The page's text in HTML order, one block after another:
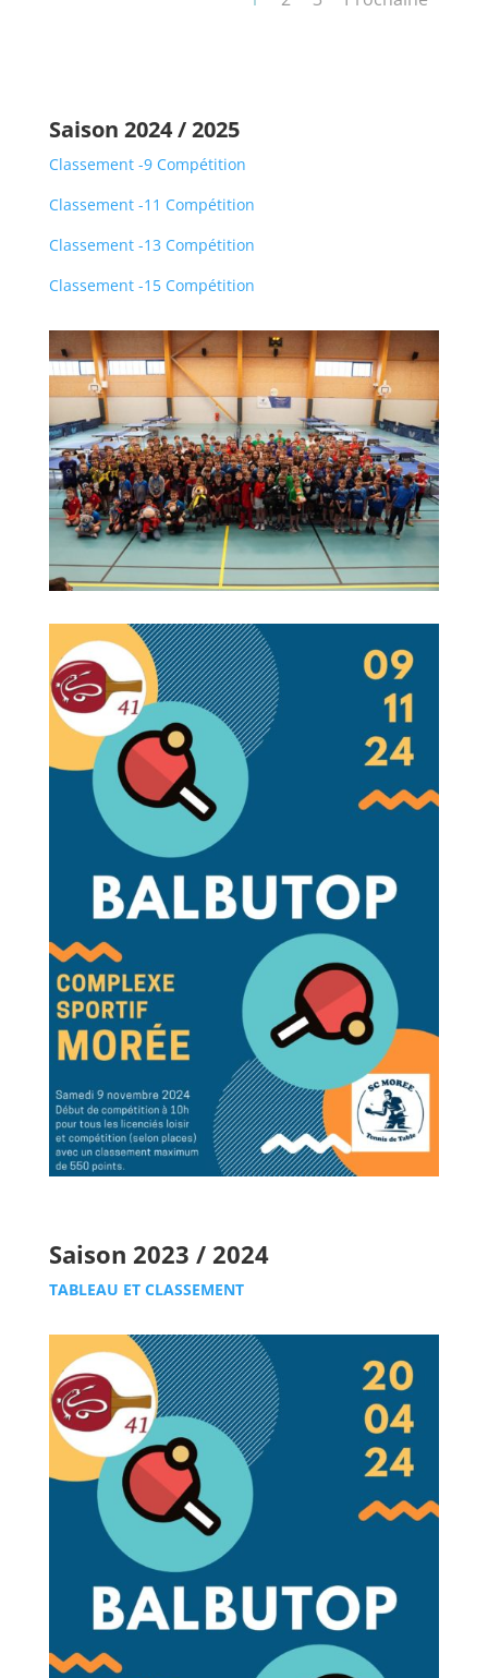
Saison 2024 / 2025
Classement -9 Compétition
Classement -11 Compétition
Classement -13 Compétition
Classement -15 Compétition
Saison 2023 / 2024
TABLEAU ET CLASSEMENT